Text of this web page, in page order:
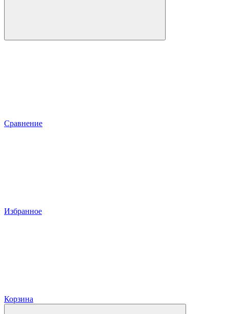
Сравнение
Избранное
Корзина